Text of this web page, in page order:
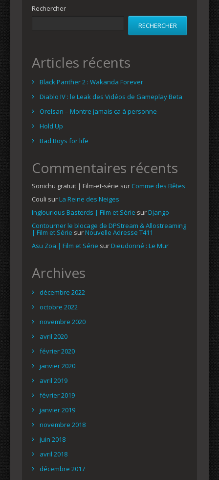
Rechercher
RECHERCHER
Articles récents
Black Panther 2 : Wakanda Forever
Diablo IV : le Leak des Vidéos de Gameplay Beta
Orelsan – Montre jamais ça à personne
Hold Up
Bad Boys for life
Commentaires récents
Sonichu gratuit | Film-et-série sur Comme des Bêtes
Couli surLa Reine des Neiges
Inglourious Basterds | Film et Série surDjango
Contourner le blocage de DPStream & Allostreaming
| Film et Série surNouvelle Adresse T411
Asu Zoa | Film et Série surDieudonné : Le Mur
Archives
décembre 2022
octobre 2022
novembre 2020
avril 2020
février 2020
janvier 2020
avril 2019
février 2019
janvier 2019
novembre 2018
juin 2018
avril 2018
décembre 2017